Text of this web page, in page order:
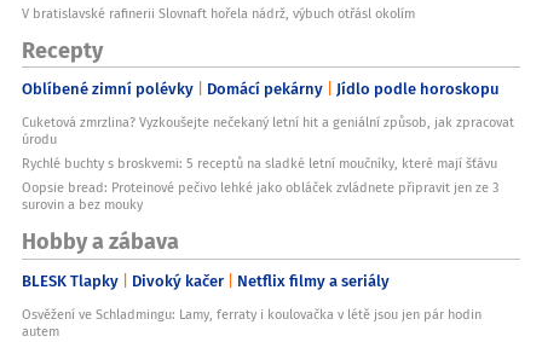
V bratislavské rafinerii Slovnaft hořela nádrž, výbuch otřásl okolím
Recepty
Oblíbené zimní polévky Domácí pekárny Jídlo podle horoskopu
Cuketová zmrzlina? Vyzkoušejte nečekaný letní hit a geniální způsob, jak zpracovat
úrodu
Rychlé buchty s broskvemi: 5 receptů na sladké letní moučníky, které mají šťávu
Oopsie bread: Proteinové pečivo lehké jako obláček zvládnete připravit jen ze 3
surovin a bez mouky
Hobby a zábava
BLESK Tlapky Divoký kačer Netflix filmy a seriály
Osvěžení ve Schladmingu: Lamy, ferraty i koulovačka v létě jsou jen pár hodin
autem